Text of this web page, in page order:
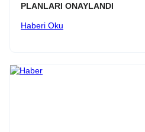
PLANLARI ONAYLANDI
Haberi Oku